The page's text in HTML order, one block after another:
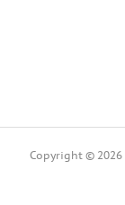
Copyright © 2026